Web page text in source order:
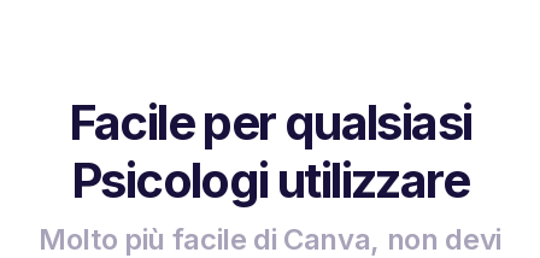
Facile per qualsiasi
Psicologi utilizzare
Molto più facile di Canva, non devi